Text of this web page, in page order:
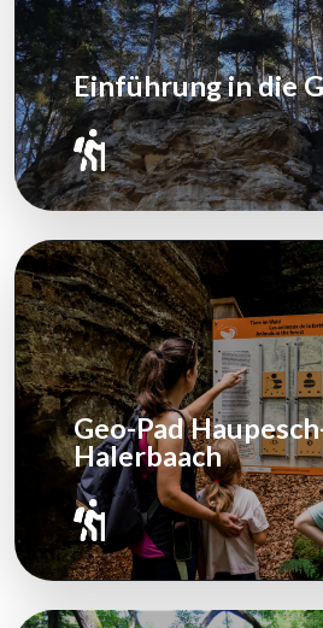
Einführung in die
Geo-Pad
Halerbaach